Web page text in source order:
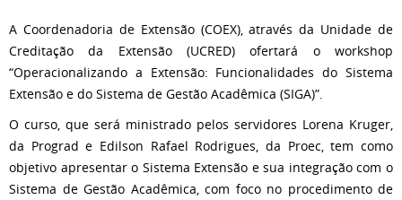
A Coordenadoria de Extensão (COEX), através da Unidade de
Creditação da Extensão (UCRED) ofertará o workshop
“Operacionalizando a Extensão: Funcionalidades do Sistema
Extensão e do Sistema de Gestão Acadêmica (SIGA)”.
O curso, que será ministrado pelos servidores Lorena Kruger,
da Prograd e Edilson Rafael Rodrigues, da Proec, tem como
objetivo apresentar o Sistema Extensão e sua integração com o
Sistema de Gestão Acadêmica, com foco no procedimento de